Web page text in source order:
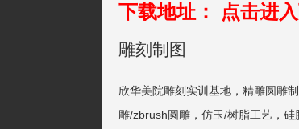
下载地址： 点击进
雕刻制图
欣华美院雕刻实训基地，精雕圆雕
雕/zbrush圆雕，仿玉/树脂工艺，